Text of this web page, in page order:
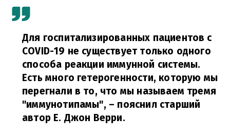
Для госпитализированных пациентов с
COVID-19 не существует только одного
способа реакции иммунной системы.
Есть много гетерогенности, которую мы
перегнали в то, что мы называем тремя
"иммунотипамы", – пояснил старший
автор Е. Джон Верри.